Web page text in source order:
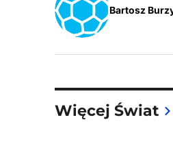
Bartosz
Więcej Świat